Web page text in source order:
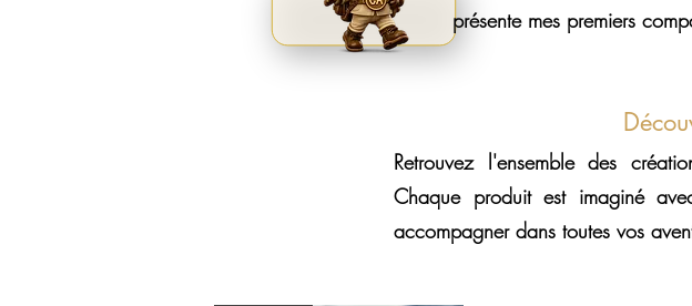
présente mes premiers
Retrouvez l'ensemble des
Chaque produit est imaginé
accompagner dans toutes vos